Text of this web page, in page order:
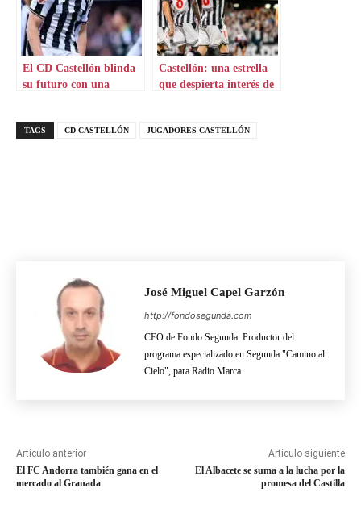
El CD Castellón blinda
su futuro con una
Castellón: una estrella
que despierta interés de
TAGS CD CASTELLÓN JUGADORES CASTELLÓN
José Miguel Capel Garzón
http://fondosegunda.com
CEO de Fondo Segunda. Productor del
programa especializado en Segunda "Camino al
Cielo", para Radio Marca.
Artículo anterior
El FC Andorra también gana en el
mercado al Granada
Artículo siguiente
El Albacete se suma a la lucha por la
promesa del Castilla